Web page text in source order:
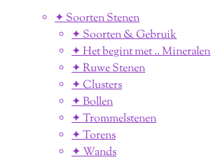
✦ Soorten Stenen
✦ Soorten & Gebruik
✦ Het begint met .. Mineralen
✦ Ruwe Stenen
✦ Clusters
✦ Bollen
✦ Trommelstenen
✦ Torens
✦ Wands